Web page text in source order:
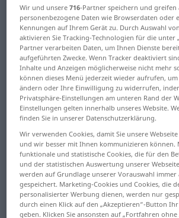
Deutsch-Portugiesisch Wörterbuch
Wörter auf Deutsch,
beginnen
S ... Sägemehl
sägen ... salbungsvoll
Saldo ... sandig
Sandkasten ... sauber
Sauberkeit ...
schadenfroh
Senn ...
siebente
simsen ...
Wir und unsere716-Partner speichern und greifen
personenbezogene Daten wie Browserdaten oder
Kennungen auf Ihrem Gerät zu. Durch Auswahl
aktivieren Sie Tracking-Technologien für die unter
Partner verarbeiten Daten, um Ihnen Dienste
aufgeführten Zwecke. Wenn Tracker deaktiviert
Inhalte und Anzeigen möglicherweise nicht mehr
können dieses Menü jederzeit wieder aufrufen,
ändern oder Ihre Einwilligung zu widerrufen,
Privatsphäre-Einstellungen am unteren Rand der
Einstellungen gelten innerhalb unseres Website.
finden Sie in unserer Datenschutzerklärung.
Wir verwenden Cookies, damit Sie unsere
und wir besser mit Ihnen kommunizieren können.
funktionale und statistische Cookies, die für den
und der statistischen Auswertung unserer
werden auf Grundlage unserer Vorauswahl
gespeichert. Marketing-Cookies und Cookies, die
personalisierter Werbung dienen, werden nur
durch einen Klick auf den „Akzeptieren“-Button
geben. Klicken Sie ansonsten auf „Fortfahren ohne